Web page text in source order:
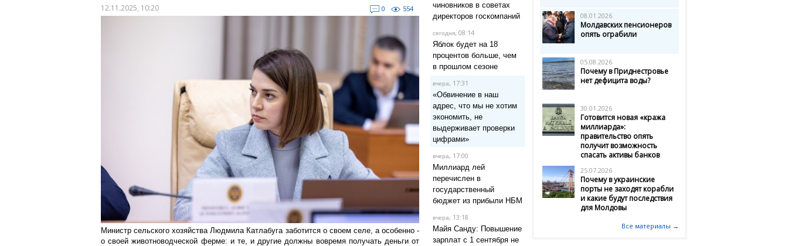
12.11.2025, 10:20 0 554
Министр сельского хозяйства Людмила Катлабуга заботится о своем селе, а особенно -
о своей животноводческой ферме: и те, и другие должны вовремя получать деньги от
чиновников в советах
директоров госкомпаний
сегодня, 08:14
Яблок будет на 18
процентов больше, чем
в прошлом сезоне
вчера, 17:31
«Обвинение в наш
адрес, что мы не хотим
экономить, не
выдерживает проверки
цифрами»
вчера, 17:00
Миллиард лей
перечислен в
государственный
бюджет из прибыли НБМ
вчера, 13:18
Майя Санду: Повышение
зарплат с 1 сентября не
08.01.2026
Молдавских пенсионеров
опять ограбили
05.08.2026
Почему в Приднестровье
нет дефицита воды?
30.01.2026
Готовится новая «кража
миллиарда»:
правительство опять
получит возможность
спасать активы банков
25.07.2026
Почему в украинские
порты не заходят корабли
и какие будут последствия
для Молдовы
Все материалы →